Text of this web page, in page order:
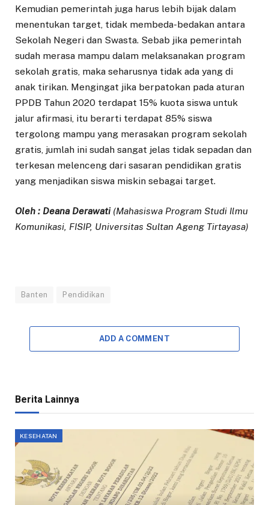
Kemudian pemerintah juga harus lebih bijak dalam
menentukan target, tidak membeda-bedakan antara
Sekolah Negeri dan Swasta. Sebab jika pemerintah
sudah merasa mampu dalam melaksanakan program
sekolah gratis, maka seharusnya tidak ada yang di
anak tirikan. Mengingat jika berpatokan pada aturan
PPDB Tahun 2020 terdapat 15% kuota siswa untuk
jalur afirmasi, itu berarti terdapat 85% siswa
tergolong mampu yang merasakan program sekolah
gratis, jumlah ini sudah sangat jelas tidak sepadan dan
terkesan melenceng dari sasaran pendidikan gratis
yang menjadikan siswa miskin sebagai target.
Oleh : Deana Derawati(Mahasiswa Program Studi Ilmu
Komunikasi, FISIP, Universitas Sultan Ageng Tirtayasa)
Banten Pendidikan
ADD A COMMENT
Berita Lainnya
KESEHATAN